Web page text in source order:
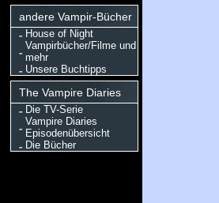
andere Vampir-Bücher
House of Night
Vampirbücher/Filme und
mehr
Unsere Buchtipps
The Vampire Diaries
Die TV-Serie
Vampire Diaries
Episodenübersicht
Die Bücher